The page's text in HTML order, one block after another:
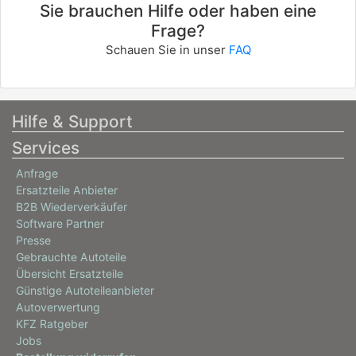
03/2000 - 11/2006
Sie brauchen Hilfe oder haben eine
Frage?
Schauen Sie in unser FAQ
Hilfe & Support
Services
Anfrage
Ersatzteile Anbieter
B2B Wiederverkäufer
Software Partner
Presse
Gebrauchte Autoteile
Übersicht Ersatzteile
Günstige Autoteileanbieter
Autoverwertung
KFZ Ratgeber
Jobs